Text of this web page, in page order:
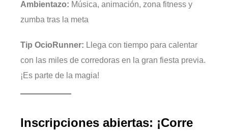
Ambientazo: Música, animación, zona fitness y
zumba tras la meta
Tip OcioRunner: Llega con tiempo para calentar
con las miles de corredoras en la gran fiesta previa.
¡Es parte de la magia!
Inscripciones abiertas: ¡Corre